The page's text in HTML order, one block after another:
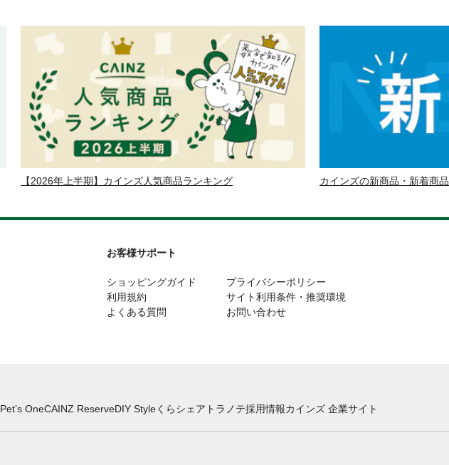
【2026年上半期】カインズ人気商品ランキング カインズの新商品・新着商品
お客様サポート
ショッピングガイド
利用規約
よくある質問
プライバシーポリシー
サイト利用条件・推奨環境
お問い合わせ
Pet’s OneCAINZ ReserveDIY Styleくらシェア トラノテ採用情報カインズ 企業サイト